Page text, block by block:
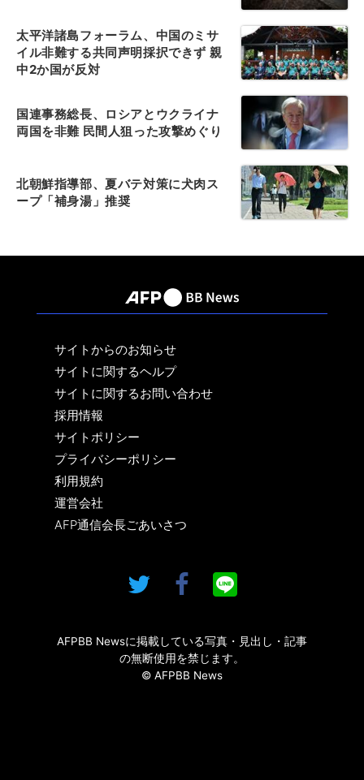
太平洋諸島フォーラム、中国のミサ
イル非難する共同声明採択できず 親
中2か国が反対
国連事務総長、ロシアとウクライナ
両国を非難 民間人狙った攻撃めぐり
北朝鮮指導部、夏バテ対策に犬肉ス
ープ「補身湯」推奨
サイトからのお知らせ
サイトに関するヘルプ
サイトに関するお問い合わせ
採用情報
サイトポリシー
プライバシーポリシー
利用規約
運営会社
AFP通信会長ごあいさつ
AFPBB Newsに掲載している写真・見出し・記事
の無断使用を禁じます。
© AFPBB News